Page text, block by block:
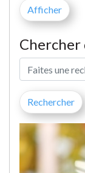
Chercher